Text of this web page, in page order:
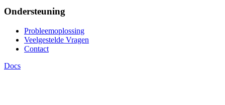
Ondersteuning
Probleemoplossing
Veelgestelde Vragen
Contact
Docs